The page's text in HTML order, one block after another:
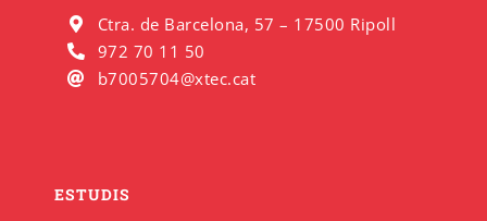
Ctra. de Barcelona, 57 – 17500 Ripoll
972 70 11 50
b7005704@xtec.cat
ESTUDIS